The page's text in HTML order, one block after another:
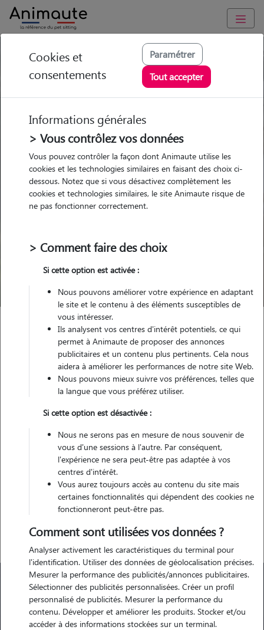
Trouvez votre gardien idéal !
Garde
chez le Pet Sitter
Garde
chez le Pet Sitter Visites
Visites
Pour quel animal ?
Trouver mon Pet Sitter
Garde animaux France Occitanie Gers Nogaro
Pas encore de petsitters disponibles
Toutes nos petsitters à Nogaro
Tous les cat sitters à Nogaro
Tous les dog sitters à Nogaro
Animaute
Cookies et
consentements
Paramétrer
Tout accepter
Informations générales
> Vous contrôlez vos données
Vous pouvez contrôler la façon dont Animaute utilise les
cookies et les technologies similaires en faisant des choix ci-
dessous. Notez que si vous désactivez complètement les
cookies et technologies similaires, le site Animaute risque de
ne pas fonctionner correctement.
> Comment faire des choix
Si cette option est activée :
Nous pouvons améliorer votre expérience en adaptant
le site et le contenu à des éléments susceptibles de
vous intéresser.
Ils analysent vos centres d'intérêt potentiels, ce qui
permet à Animaute de proposer des annonces
publicitaires et un contenu plus pertinents. Cela nous
aidera à améliorer les performances de notre site Web.
Nous pouvons mieux suivre vos préférences, telles que
la langue que vous préférez utiliser.
Si cette option est désactivée :
Nous ne serons pas en mesure de nous souvenir de
vous d'une sessions à l'autre. Par conséquent,
l'expérience ne sera peut-être pas adaptée à vos
centres d'intérêt.
Vous aurez toujours accès au contenu du site mais
certaines fonctionnalités qui dépendent des cookies ne
fonctionneront peut-être pas.
Comment sont utilisées vos données ?
Analyser activement les caractéristiques du terminal pour
l'identification. Utiliser des données de géolocalisation précises.
Mesurer la performance des publicités/annonces publicitaires.
Sélectionner des publicités personnalisées. Créer un profil
personnalisé de publicités. Mesurer la performance du
contenu. Développer et améliorer les produits. Stocker et/ou
accéder à des informations stockées sur un terminal.